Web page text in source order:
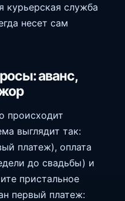
курьерская служба
несет сам
аванс,
происходит
выглядит так:
платеж), оплата
до свадьбы) и
пристальное
первый платеж: